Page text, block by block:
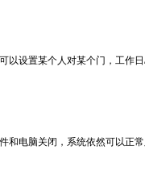
设置某个人对某个门，工作
电脑关闭，系统依然可以正